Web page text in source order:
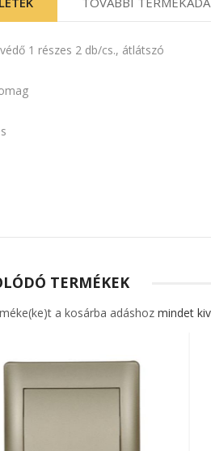
1 részes 2 db/cs., átlátszó
TERMÉKEK
a kosárba adáshoz mindet